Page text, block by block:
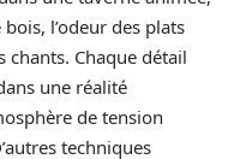
l’odeur des plats
Chaque détail
une réalité
de tension
techniques